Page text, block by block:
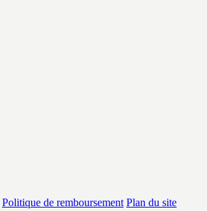
Politique de remboursement Plan du site